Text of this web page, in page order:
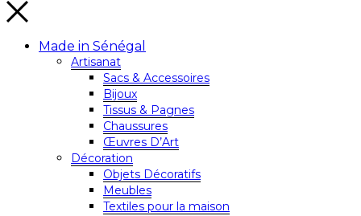
Made in Sénégal
Artisanat
Sacs & Accessoires
Bijoux
Tissus & Pagnes
Chaussures
Œuvres D’Art
Décoration
Objets Décoratifs
Meubles
Textiles pour la maison